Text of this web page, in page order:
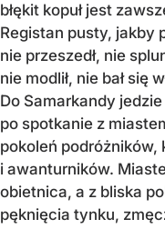
błękit kopuł jest
Registan pusty, jakby
nie przeszedł, nie
nie modlił, nie bał się
Do Samarkandy
po spotkanie z
pokoleń podróżników,
i awanturników.
obietnica, a z bliska
pęknięcia tynku,